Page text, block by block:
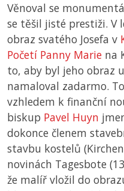
Věnoval se
se těšil jisté prestiži. V
obraz svatého Josefa v
Početí Panny Marie na
to, aby byl jeho obraz
namaloval zadarmo.
vzhledem k finanční
biskup Pavel Huyn
dokonce členem
stavbu kostelů
novinách Tagesbote
že malíř vložil do